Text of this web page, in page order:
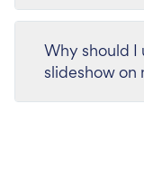
Why should I
slideshow on